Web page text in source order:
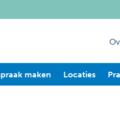
maken Locaties